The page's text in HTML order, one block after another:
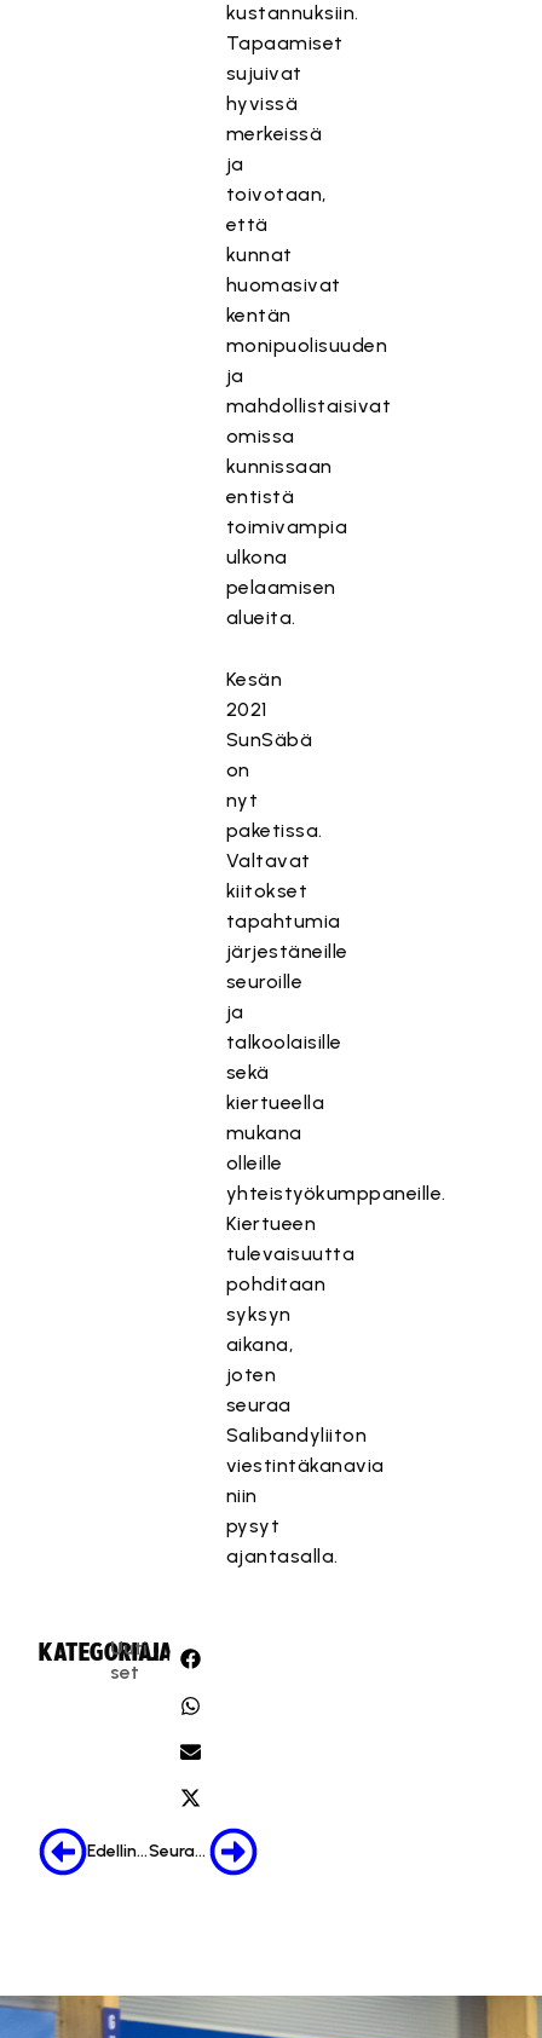
kustannuksiin.
Tapaamiset
sujuivat
hyvissä
merkeissä
ja
toivotaan,
että
kunnat
huomasivat
kentän
monipuolisuuden
ja
mahdollistaisivat
omissa
kunnissaan
entistä
toimivampia
ulkona
pelaamisen
alueita.
Kesän
2021
SunSäbä
on
nyt
paketissa.
Valtavat
kiitokset
tapahtumia
järjestäneille
seuroille
ja
talkoolaisille
sekä
kiertueella
mukana
olleille
yhteistyökumppaneille.
Kiertueen
tulevaisuutta
pohditaan
syksyn
aikana,
joten
seuraa
Salibandyliiton
viestintäkanavia
niin
pysyt
ajantasalla.
KATEGORIA:
Uuti
set
JAA:
Edellinen Seuraava